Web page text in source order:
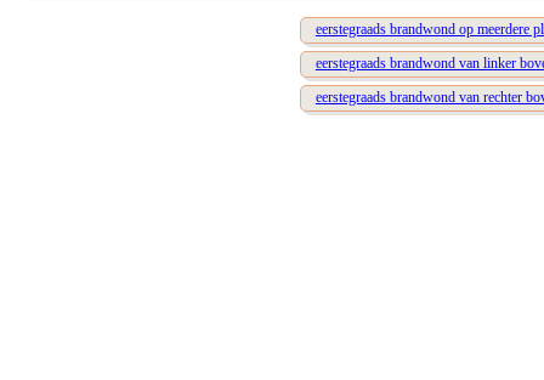
eerstegraads brandwond op meerdere
eerstegraads brandwond van linker
eerstegraads brandwond van rechter